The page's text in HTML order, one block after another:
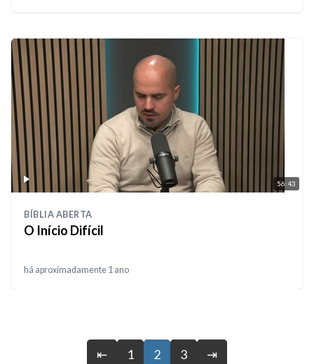
56:43
BÍBLIA ABERTA
O Início Difícil
há aproximadamente 1 ano
⇤ 1 2 3 ⇥